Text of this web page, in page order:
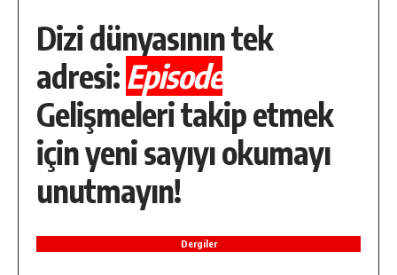
Dizi dünyasının tek
adresi: Episode
Gelişmeleri takip etmek
için yeni sayıyı okumayı
unutmayın!
Dergiler